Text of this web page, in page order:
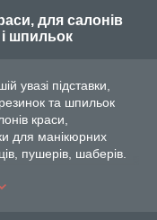
для салонів
і шпильок
увазі підставки,
та шпильок
краси,
для манікюрних
пушерів, шаберів.
чудово демонструють